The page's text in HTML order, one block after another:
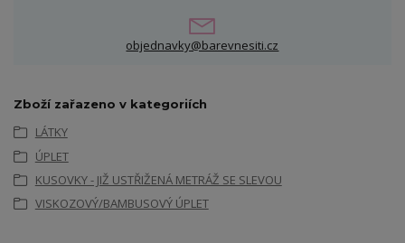
objednavky@barevnesiti.cz
Zboží zařazeno v kategoriích
LÁTKY
ÚPLET
KUSOVKY - JIŽ USTŘIŽENÁ METRÁŽ SE SLEVOU
VISKOZOVÝ/BAMBUSOVÝ ÚPLET